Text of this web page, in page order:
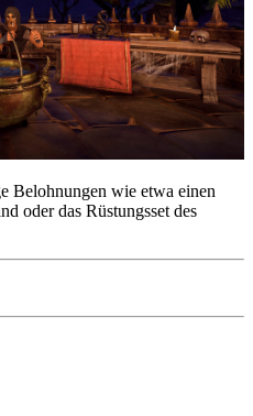
Belohnungen wie etwa einen
oder das Rüstungsset des